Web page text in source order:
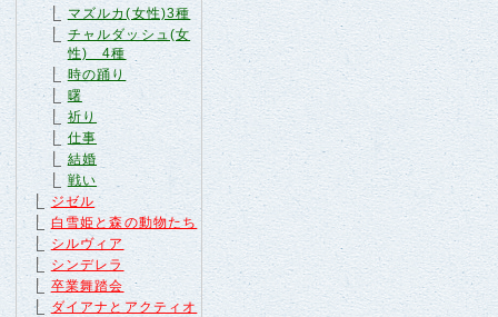
マズルカ(女性)3種
チャルダッシュ(女
性) 4種
時の踊り
曙
祈り
仕事
結婚
戦い
ジゼル
白雪姫と森の動物たち
シルヴィア
シンデレラ
卒業舞踏会
ダイアナとアクティオ